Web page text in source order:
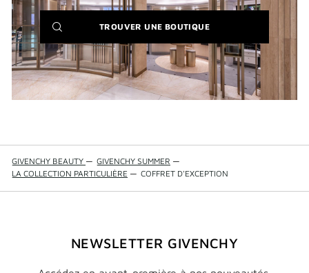
TROUVER UNE BOUTIQUE(NEW
WINDOW)
GIVENCHY BEAUTY — GIVENCHY SUMMER —
LA COLLECTION PARTICULIÈRE — COFFRET D'EXCEPTION
NEWSLETTER GIVENCHY